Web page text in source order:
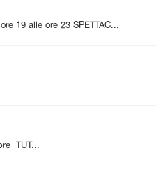
19 alle ore 23 SPETTAC...
TUT...